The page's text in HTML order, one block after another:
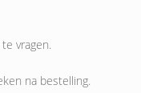
vragen.
na bestelling.